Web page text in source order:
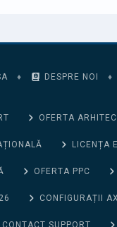
♦ DESPRE NOI ♦
OFERTA
LICENȚA
OFERTA PPC
CONFIGURAȚII
CONTACT SUPPORT